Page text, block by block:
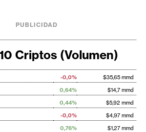
PUBLICIDAD
Criptos (Volumen)
-0,0%
$35,65 mmd
0,64%
$14,7 mmd
0,44%
$5,92 mmd
-0,0%
$4,97 mmd
0,76%
$1,27 mmd